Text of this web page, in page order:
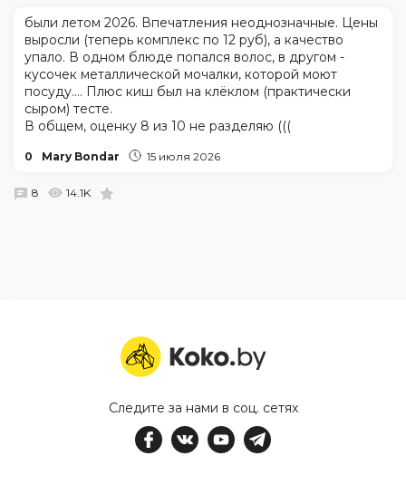
были летом 2026. Впечатления неоднозначные. Цены
выросли (теперь комплекс по 12 руб), а качество
упало. В одном блюде попался волос, в другом -
кусочек металлической мочалки, которой моют
посуду.... Плюс киш был на клёклом (практически
сыром) тесте.
В общем, оценку 8 из 10 не разделяю (((
0 Mary Bondar 15 июля 2026
8 14.1K
Следите за нами в соц. сетях